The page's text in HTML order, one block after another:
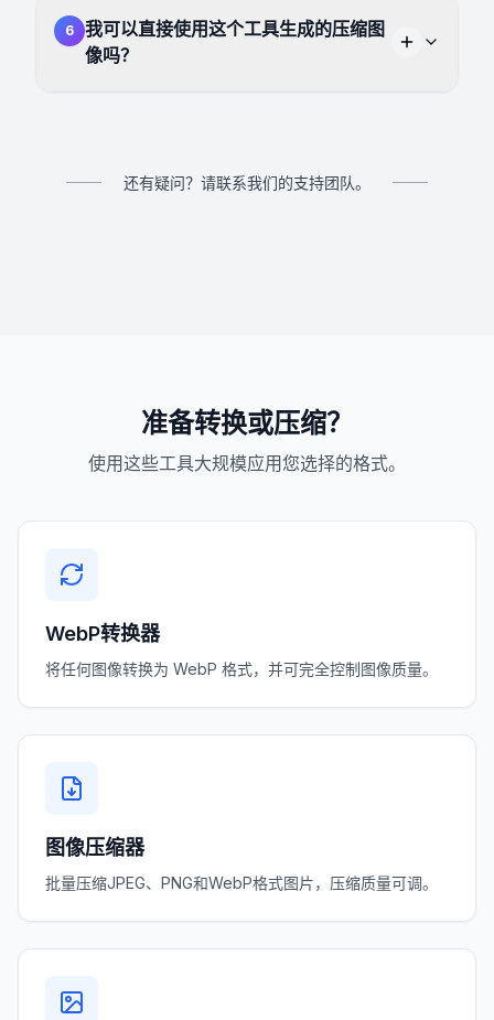
6
我可以直接使用这个工具生成的压缩图
像吗？
还有疑问？请联系我们的支持团队。
准备转换或压缩？
使用这些工具大规模应用您选择的格式。
WebP转换器
将任何图像转换为 WebP 格式，并可完全控制图像质量。
图像压缩器
批量压缩JPEG、PNG和WebP格式图片，压缩质量可调。